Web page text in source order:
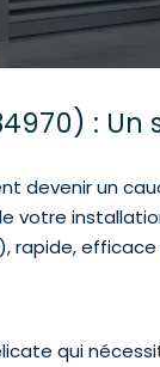
:
devenir un
rapide,
qui